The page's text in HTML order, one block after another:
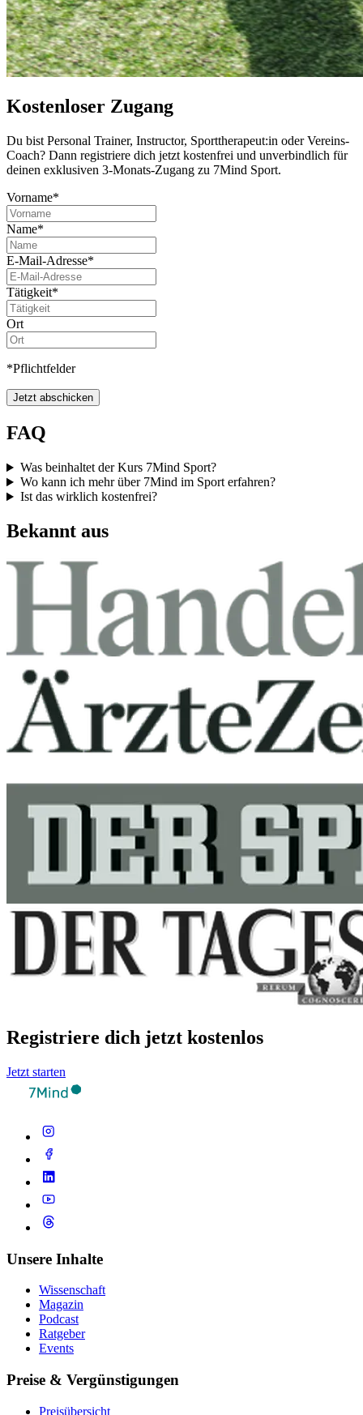
Kostenloser Zugang
Du bist Per­so­nal Trai­ner, Instruc­tor, Sport­the­ra­peut:in oder Ver­eins-
Coach? Dann regis­triere dich jetzt kos­ten­frei und unver­bind­lich für
deinen exklu­si­ven 3-Monats-Zugang zu 7Mind Sport.
Vorname*
Name*
E-Mail-Adresse*
Tätigkeit*
Ort
*Pflichtfelder
Jetzt abschicken
FAQ
Was beinhaltet der Kurs 7Mind Sport?
Wo kann ich mehr über 7Mind im Sport erfahren?
Ist das wirklich kostenfrei?
Bekannt aus
Registriere dich jetzt kostenlos
Jetzt starten
Unsere Inhalte
Wissenschaft
Magazin
Podcast
Ratgeber
Events
Preise & Vergünstigungen
Preisübersicht